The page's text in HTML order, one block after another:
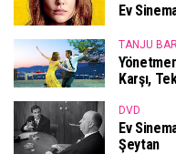
Ev
TANJU
Karşı,
DVD
Ev
Şeytan